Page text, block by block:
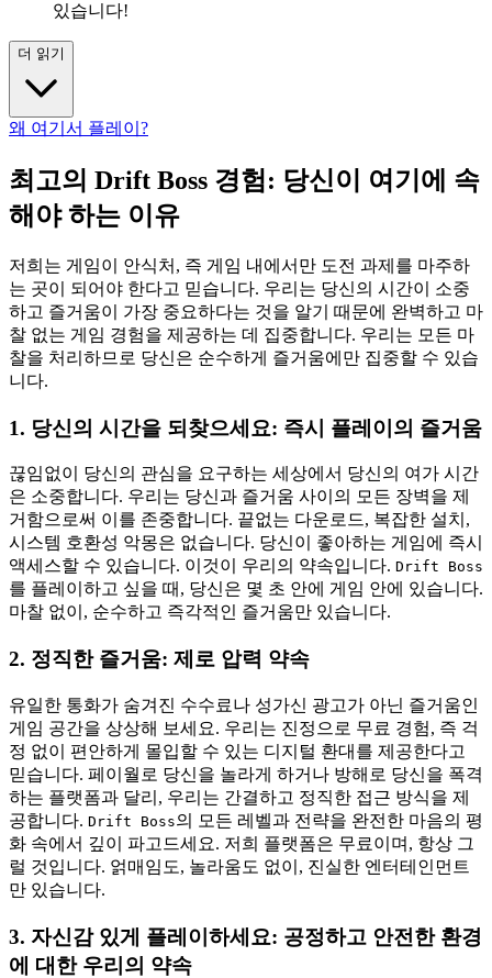
있습니다!
더 읽기
왜 여기서 플레이?
최고의 Drift Boss 경험: 당신이 여기에 속
해야 하는 이유
저희는 게임이 안식처, 즉 게임 내에서만 도전 과제를 마주하
는 곳이 되어야 한다고 믿습니다. 우리는 당신의 시간이 소중
하고 즐거움이 가장 중요하다는 것을 알기 때문에 완벽하고 마
찰 없는 게임 경험을 제공하는 데 집중합니다. 우리는 모든 마
찰을 처리하므로 당신은 순수하게 즐거움에만 집중할 수 있습
니다.
1. 당신의 시간을 되찾으세요: 즉시 플레이의 즐거움
끊임없이 당신의 관심을 요구하는 세상에서 당신의 여가 시간
은 소중합니다. 우리는 당신과 즐거움 사이의 모든 장벽을 제
거함으로써 이를 존중합니다. 끝없는 다운로드, 복잡한 설치,
시스템 호환성 악몽은 없습니다. 당신이 좋아하는 게임에 즉시
액세스할 수 있습니다. 이것이 우리의 약속입니다. Drift Boss
를 플레이하고 싶을 때, 당신은 몇 초 안에 게임 안에 있습니다.
마찰 없이, 순수하고 즉각적인 즐거움만 있습니다.
2. 정직한 즐거움: 제로 압력 약속
유일한 통화가 숨겨진 수수료나 성가신 광고가 아닌 즐거움인
게임 공간을 상상해 보세요. 우리는 진정으로 무료 경험, 즉 걱
정 없이 편안하게 몰입할 수 있는 디지털 환대를 제공한다고
믿습니다. 페이월로 당신을 놀라게 하거나 방해로 당신을 폭격
하는 플랫폼과 달리, 우리는 간결하고 정직한 접근 방식을 제
공합니다. Drift Boss의 모든 레벨과 전략을 완전한 마음의 평
화 속에서 깊이 파고드세요. 저희 플랫폼은 무료이며, 항상 그
럴 것입니다. 얽매임도, 놀라움도 없이, 진실한 엔터테인먼트
만 있습니다.
3. 자신감 있게 플레이하세요: 공정하고 안전한 환경
에 대한 우리의 약속